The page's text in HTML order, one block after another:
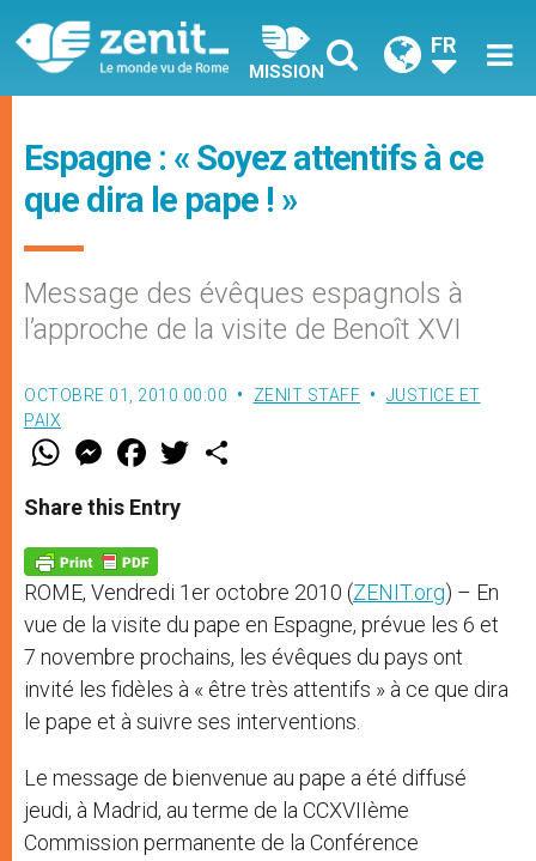
MISSION
FR
Espagne : « Soyez attentifs à ce
que dira le pape ! »
Message des évêques espagnols à
l’approche de la visite de Benoît XVI
OCTOBRE 01, 2010 00:00 ZENIT STAFF
JUSTICE ET
PAIX
W
t
s
p
p
M
e
s
e
g
e
r
F
a
e
b
o
k
w
Share this Entry
ROME, Vendredi 1er octobre 2010 (ZENIT.org) – En
vue de la visite du pape en Espagne, prévue les 6 et
7 novembre prochains, les évêques du pays ont
invité les fidèles à « être très attentifs » à ce que dira
le pape et à suivre ses interventions.
Le message de bienvenue au pape a été diffusé
jeudi, à Madrid, au terme de la CCXVIIème
Commission permanente de la Conférence